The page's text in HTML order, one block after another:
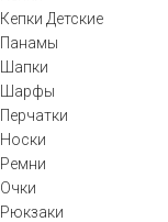
Кепки Детские
Панамы
Шапки
Шарфы
Перчатки
Носки
Ремни
Очки
Рюкзаки